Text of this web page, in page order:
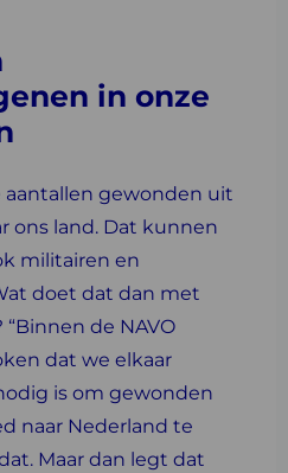
in onze
aantallen gewonden uit
ons land. Dat kunnen
militairen en
doet dat dan met
de NAVO
dat we elkaar
is om gewonden
naar Nederland te
Maar dan legt dat